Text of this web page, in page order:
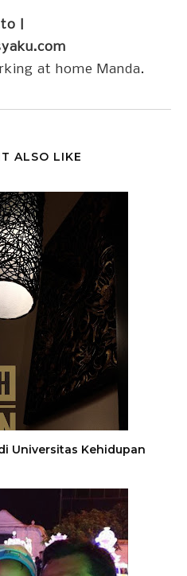
|
at home Manda.
ALSO LIKE
Universitas Kehidupan